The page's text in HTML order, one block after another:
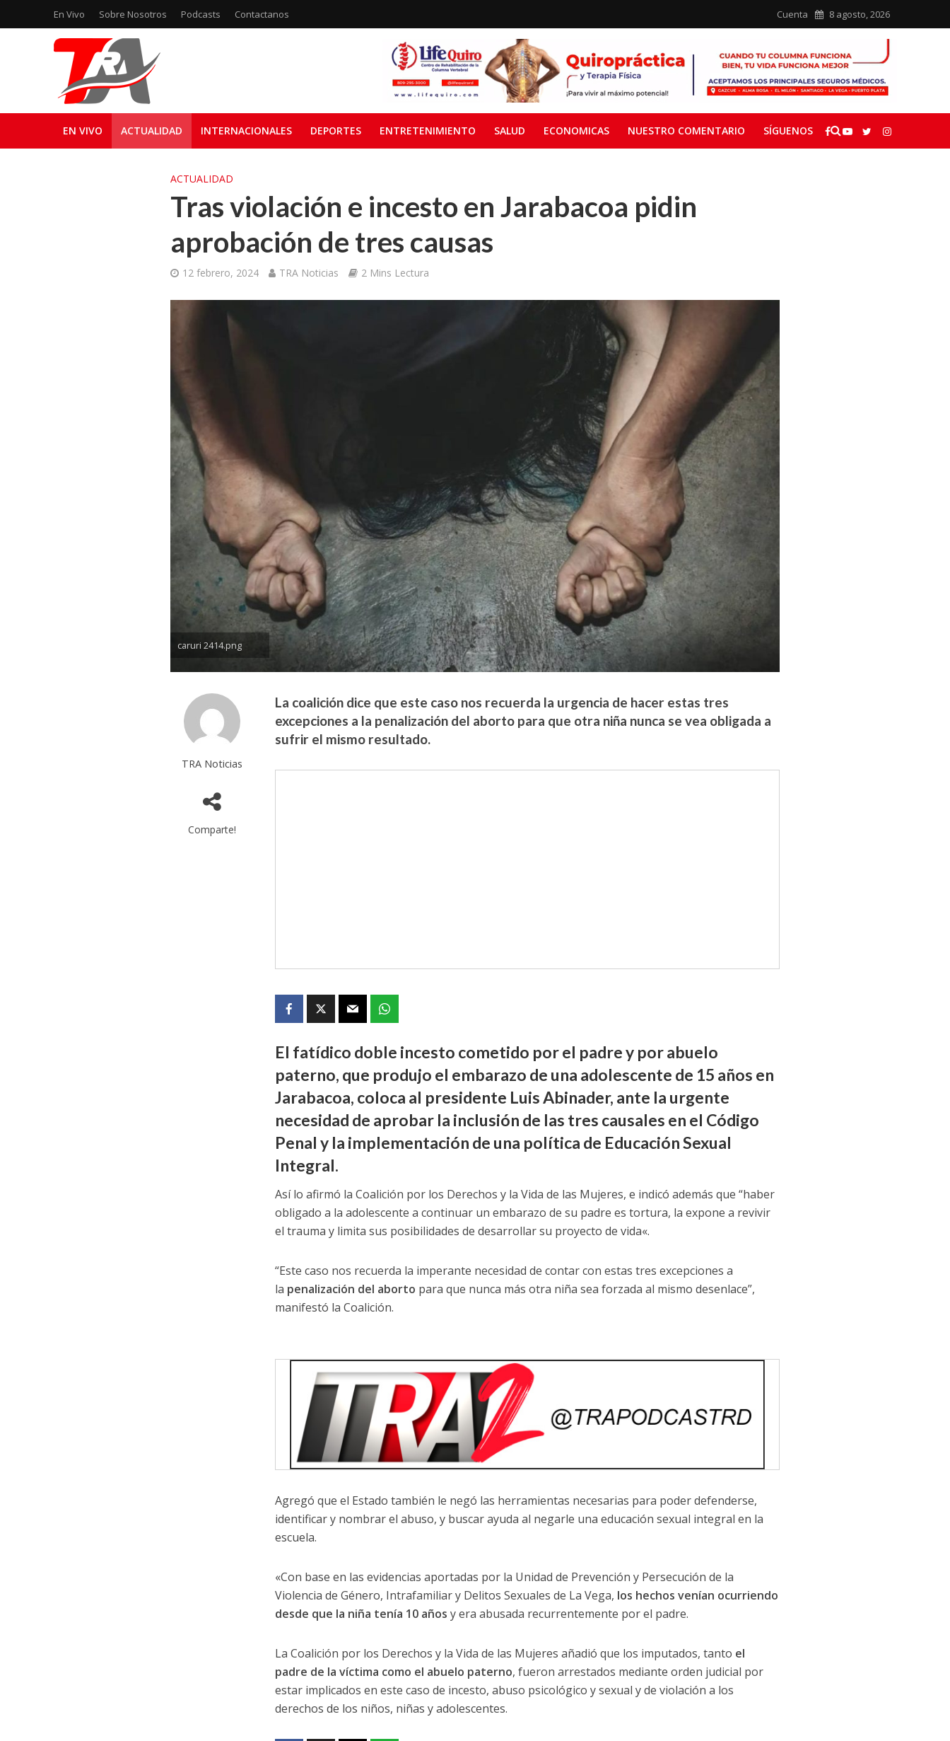
En Vivo Sobre Nosotros Podcasts Contactanos Cuenta 8 agosto, 2026
EN VIVO ACTUALIDAD INTERNACIONALES DEPORTES ENTRETENIMIENTO SALUD ECONOMICAS NUESTRO COMENTARIO SÍGUENOS
ACTUALIDAD
Tras violación e incesto en Jarabacoa pidin
aprobación de tres causas
12 febrero, 2024 TRA Noticias 2 Mins Lectura
caruri 2414.png
TRA Noticias
Comparte!
La coalición dice que este caso nos recuerda la urgencia de hacer estas tres
excepciones a la penalización del aborto para que otra niña nunca se vea obligada a
sufrir el mismo resultado.
El fatídico doble incesto cometido por el padre y por abuelo
paterno, que produjo el embarazo de una adolescente de 15 años en
Jarabacoa, coloca al presidente Luis Abinader, ante la urgente
necesidad de aprobar la inclusión de las tres causales en el Código
Penal y la implementación de una política de Educación Sexual
Integral.
Así lo afirmó la Coalición por los Derechos y la Vida de las Mujeres, e indicó además que “haber
obligado a la adolescente a continuar un embarazo de su padre es tortura, la expone a revivir
el trauma y limita sus posibilidades de desarrollar su proyecto de vida«.
“Este caso nos recuerda la imperante necesidad de contar con estas tres excepciones a
la penalización del aborto para que nunca más otra niña sea forzada al mismo desenlace”,
manifestó la Coalición.
Agregó que el Estado también le negó las herramientas necesarias para poder defenderse,
identificar y nombrar el abuso, y buscar ayuda al negarle una educación sexual integral en la
escuela.
«Con base en las evidencias aportadas por la Unidad de Prevención y Persecución de la
Violencia de Género, Intrafamiliar y Delitos Sexuales de La Vega, los hechos venían ocurriendo
desde que la niña tenía 10 años y era abusada recurrentemente por el padre.
La Coalición por los Derechos y la Vida de las Mujeres añadió que los imputados, tanto el
padre de la víctima como el abuelo paterno, fueron arrestados mediante orden judicial por
estar implicados en este caso de incesto, abuso psicológico y sexual y de violación a los
derechos de los niños, niñas y adolescentes.